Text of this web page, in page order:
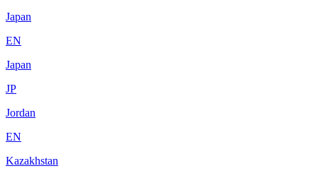
Japan
EN
Japan
JP
Jordan
EN
Kazakhstan